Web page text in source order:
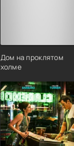
Дом на проклятом
холме